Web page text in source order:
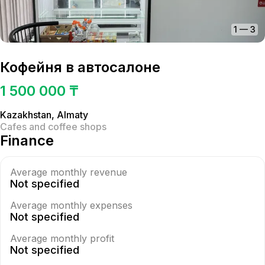
1 — 3
Кофейня в автосалоне
1 500 000 ₸
Kazakhstan, Almaty
Cafes and coffee shops
Finance
Average monthly revenue
Not specified
Average monthly expenses
Not specified
Average monthly profit
Not specified